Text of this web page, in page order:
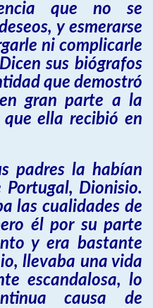
que no se
y esmerarse
ni complicarle
sus biógrafos
que demostró
gran parte a la
que ella recibió en
padres la habían
Dionisio.
las cualidades de
él por su parte
y era bastante
llevaba una vida
escandalosa, lo
causa de